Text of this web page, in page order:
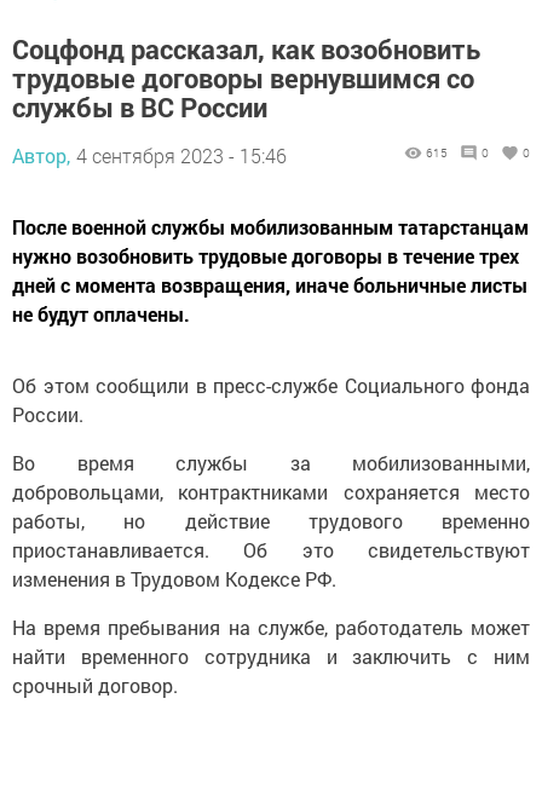
Соцфонд рассказал, как возобновить
трудовые договоры вернувшимся со
службы в ВС России
Автор, 4 сентября 2023 - 15:46 615 0 0
После военной службы мобилизованным татарстанцам
нужно возобновить трудовые договоры в течение трех
дней с момента возвращения, иначе больничные листы
не будут оплачены.
Об этом сообщили в пресс-службе Социального фонда
России.
Во время службы за мобилизованными,
добровольцами, контрактниками сохраняется место
работы, но действие трудового временно
приостанавливается. Об это свидетельствуют
изменения в Трудовом Кодексе РФ.
На время пребывания на службе, работодатель может
найти временного сотрудника и заключить с ним
срочный договор.